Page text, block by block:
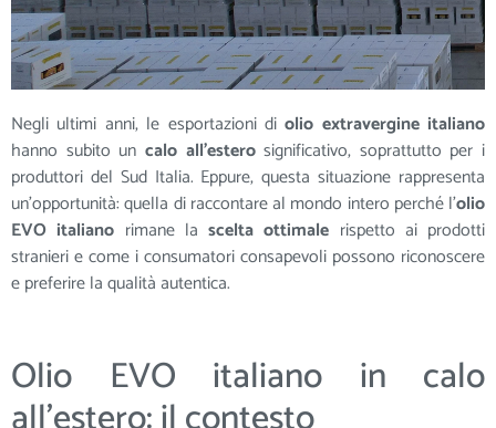
Negli ultimi anni, le esportazioni diolio extravergine italiano
hanno subito un calo all’esterosignificativo, soprattutto per i
produttori del Sud Italia. Eppure, questa situazione rappresenta
un’opportunità: quella di raccontare al mondo intero perché l’olio
EVO italiano rimane la scelta ottimale rispetto ai prodotti
stranieri e come i consumatori consapevoli possono riconoscere
e preferire la qualità autentica.
Olio EVO italiano in calo